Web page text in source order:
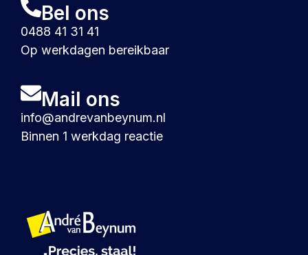
Bel ons
0488 41 31 41
Op werkdagen bereikbaar
Mail ons
info@andrevanbeynum.nl
Binnen 1 werkdag reactie